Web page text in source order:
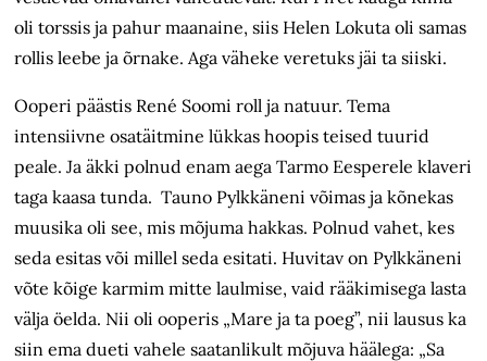
oli torssis ja pahur maanaine, siis Helen Lokuta oli samas
rollis leebe ja õrnake. Aga väheke veretuks jäi ta siiski.
Ooperi päästis René Soomi roll ja natuur. Tema
intensiivne osatäitmine lükkas hoopis teised tuurid
peale. Ja äkki polnud enam aega Tarmo Eesperele klaveri
taga kaasa tunda. Tauno Pylkkäneni võimas ja kõnekas
muusika oli see, mis mõjuma hakkas. Polnud vahet, kes
seda esitas või millel seda esitati. Huvitav on Pylkkäneni
võte kõige karmim mitte laulmise, vaid rääkimisega lasta
välja öelda. Nii oli ooperis „Mare ja ta poeg”, nii lausus ka
siin ema dueti vahele saatanlikult mõjuva häälega: „Sa